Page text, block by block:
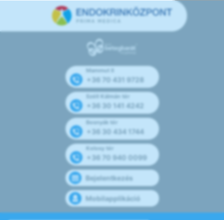
Mammut II
+36 70 431 9728
Széll Kálmán tér
+36 30 141 4242
Bosnyák tér
+36 30 434 1744
Kolosy tér
+36 70 940 0099
Bejelentkezés
Mobilapplikáció